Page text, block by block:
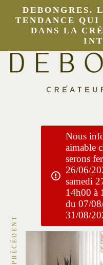
DEBONGRES.
TENDANCE QUI
DANS LA
Nous
aimable
serons
26/06/
samedi
14h00 à
du 07/
31/08/
PRÉCÉDENT